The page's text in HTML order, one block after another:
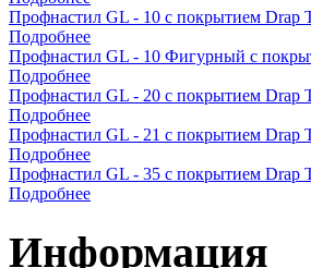
Профнастил GL - 10 с покрытием Drap
Подробнее
Профнастил GL - 10 Фигурный с
Подробнее
Профнастил GL - 20 с покрытием Drap
Подробнее
Профнастил GL - 21 с покрытием Drap
Подробнее
Профнастил GL - 35 с покрытием Drap
Подробнее
Информация